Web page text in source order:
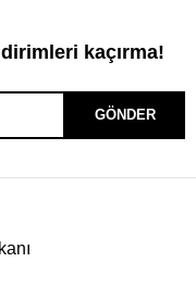
kaçırma!
GÖNDER